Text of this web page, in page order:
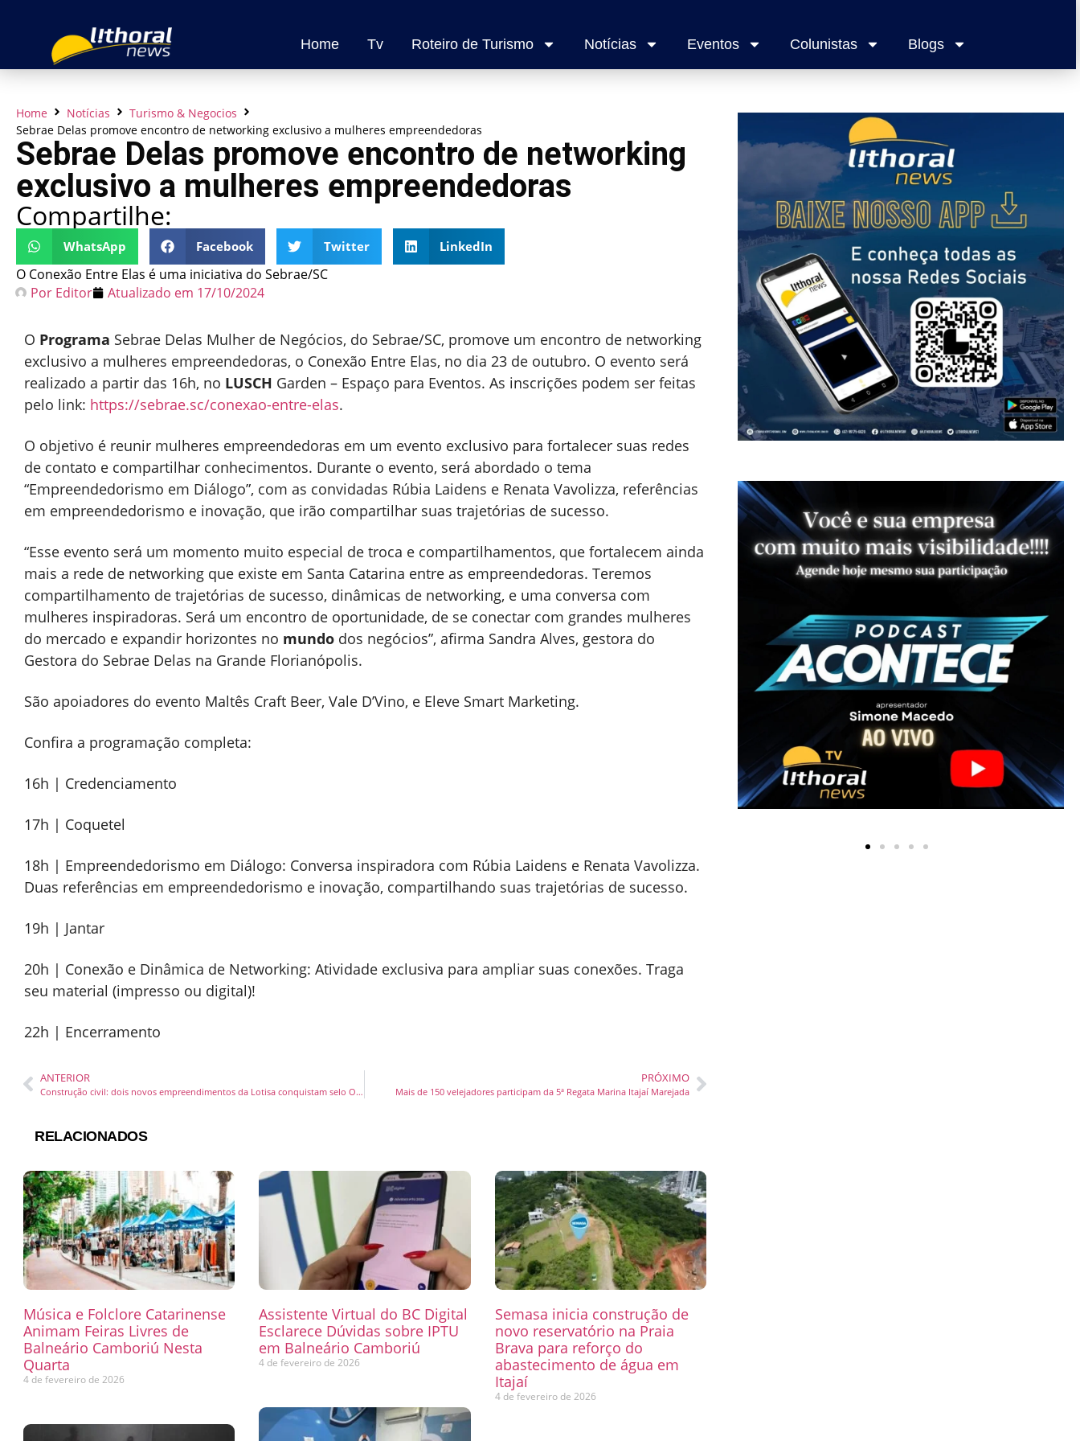
Home Tv Roteiro de Turismo Notícias Eventos Colunistas Blogs
Home Notícias
Turismo & Negocios
Sebrae Delas promove encontro de networking exclusivo a mulheres empreendedoras
Sebrae Delas promove encontro de networking
exclusivo a mulheres empreendedoras
Compartilhe:
WhatsApp Facebook Twitter LinkedIn
O Conexão Entre Elas é uma iniciativa do Sebrae/SC
Por Editor Atualizado em 17/10/2024
O Programa Sebrae Delas Mulher de Negócios, do Sebrae/SC, promove um encontro de networking
exclusivo a mulheres empreendedoras, o Conexão Entre Elas, no dia 23 de outubro. O evento será
realizado a partir das 16h, no LUSCH Garden – Espaço para Eventos. As inscrições podem ser feitas
pelo link: https://sebrae.sc/conexao-entre-elas.
O objetivo é reunir mulheres empreendedoras em um evento exclusivo para fortalecer suas redes
de contato e compartilhar conhecimentos. Durante o evento, será abordado o tema
“Empreendedorismo em Diálogo”, com as convidadas Rúbia Laidens e Renata Vavolizza, referências
em empreendedorismo e inovação, que irão compartilhar suas trajetórias de sucesso.
“Esse evento será um momento muito especial de troca e compartilhamentos, que fortalecem ainda
mais a rede de networking que existe em Santa Catarina entre as empreendedoras. Teremos
compartilhamento de trajetórias de sucesso, dinâmicas de networking, e uma conversa com
mulheres inspiradoras. Será um encontro de oportunidade, de se conectar com grandes mulheres
do mercado e expandir horizontes no mundo dos negócios”, afirma Sandra Alves, gestora do
Gestora do Sebrae Delas na Grande Florianópolis.
São apoiadores do evento Maltês Craft Beer, Vale D’Vino, e Eleve Smart Marketing.
Confira a programação completa:
16h | Credenciamento
17h | Coquetel
18h | Empreendedorismo em Diálogo: Conversa inspiradora com Rúbia Laidens e Renata Vavolizza.
Duas referências em empreendedorismo e inovação, compartilhando suas trajetórias de sucesso.
19h | Jantar
20h | Conexão e Dinâmica de Networking: Atividade exclusiva para ampliar suas conexões. Traga
seu material (impresso ou digital)!
22h | Encerramento
ANTERIOR
Construção civil: dois novos empreendimentos da Lotisa conquistam selo Obra Mais Segura em Itajaí
PRÓXIMO
Mais de 150 velejadores participam da 5ª Regata Marina Itajaí Marejada
RELACIONADOS
Música e Folclore Catarinense
Animam Feiras Livres de
Balneário Camboriú Nesta
Quarta
4 de fevereiro de 2026
Assistente Virtual do BC Digital
Esclarece Dúvidas sobre IPTU
em Balneário Camboriú
4 de fevereiro de 2026
Semasa inicia construção de
novo reservatório na Praia
Brava para reforço do
abastecimento de água em
Itajaí
4 de fevereiro de 2026